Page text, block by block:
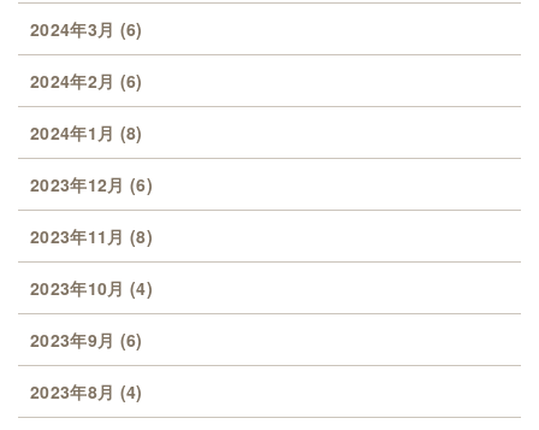
2024年3月 (6)
2024年2月 (6)
2024年1月 (8)
2023年12月 (6)
2023年11月 (8)
2023年10月 (4)
2023年9月 (6)
2023年8月 (4)